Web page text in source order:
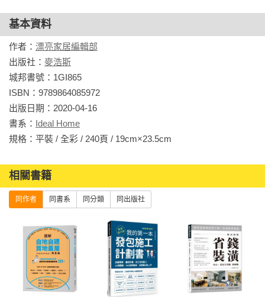
基本資料
作者： 漂亮家居編輯部
出版社： 麥浩斯
城邦書號：1GI865
ISBN：9789864085972
出版日期：2020-04-16
書系： Ideal Home
規格：平裝 / 全彩 / 240頁 / 19cm×23.5cm
相關書籍
同作者 同書系 同分類 同出版社